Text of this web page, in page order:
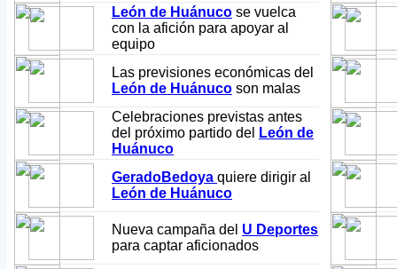
León de Huánuco se vuelca
con la afición para apoyar al
equipo
Las previsiones económicas del
León de Huánuco son malas
Celebraciones previstas antes
del próximo partido del
León de
Huánuco
GeradoBedoya quiere dirigir al
León de Huánuco
Nueva campaña del U Deportes
para captar aficionados